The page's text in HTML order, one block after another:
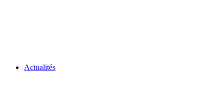
Actualités